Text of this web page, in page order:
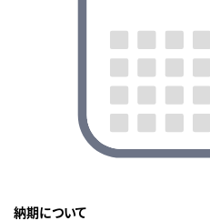
納期について